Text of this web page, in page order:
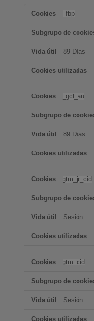
dirigidas
_fbp
89 Días
_gcl_au
89 Días
gtm_jr_cid
Sesión
gtm_cid
Sesión